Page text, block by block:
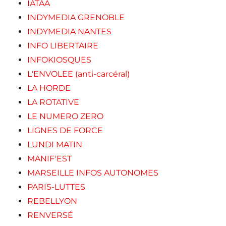
IATAA
INDYMEDIA GRENOBLE
INDYMEDIA NANTES
INFO LIBERTAIRE
INFOKIOSQUES
L'ENVOLEE (anti-carcéral)
LA HORDE
LA ROTATIVE
LE NUMERO ZERO
LIGNES DE FORCE
LUNDI MATIN
MANIF'EST
MARSEILLE INFOS AUTONOMES
PARIS-LUTTES
REBELLYON
RENVERSÉ